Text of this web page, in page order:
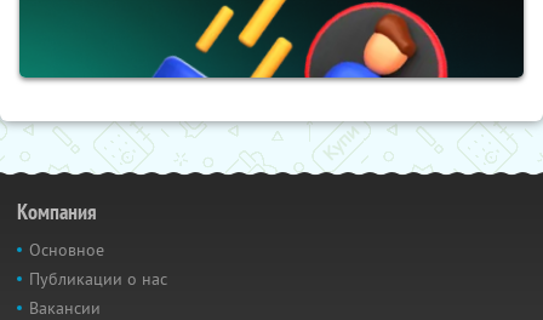
Компания
Основное
Публикации о нас
Вакансии